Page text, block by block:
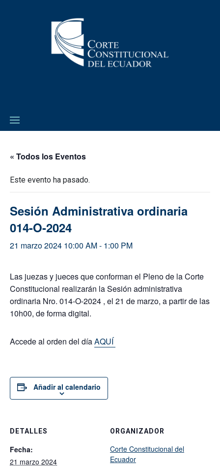
« Todos los Eventos
Este evento ha pasado.
Sesión Administrativa ordinaria
014-O-2024
21 marzo 2024 10:00 AM- 1:00 PM
Las juezas y jueces que conforman el Pleno de la Corte
Constitucional realizarán la Sesión administrativa
ordinaria Nro. 014-O-2024 , el 21 de marzo, a partir de las
10h00, de forma digital.
Accede al orden del díaAQUÍ
Añadir al calendario
DETALLES
Fecha:
21 marzo 2024
ORGANIZADOR
Corte Constitucional del
Ecuador